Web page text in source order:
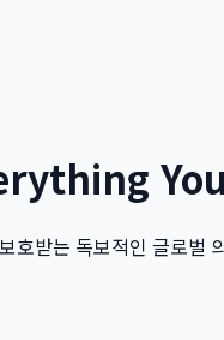
받는 독보적인 글로벌